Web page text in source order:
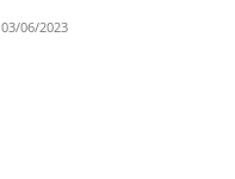
03/06/2023